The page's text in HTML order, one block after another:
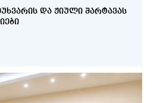
ᲓᲐ ᲟᲘᲣᲚᲘ ᲨᲐᲠᲢᲐᲕᲐᲡ